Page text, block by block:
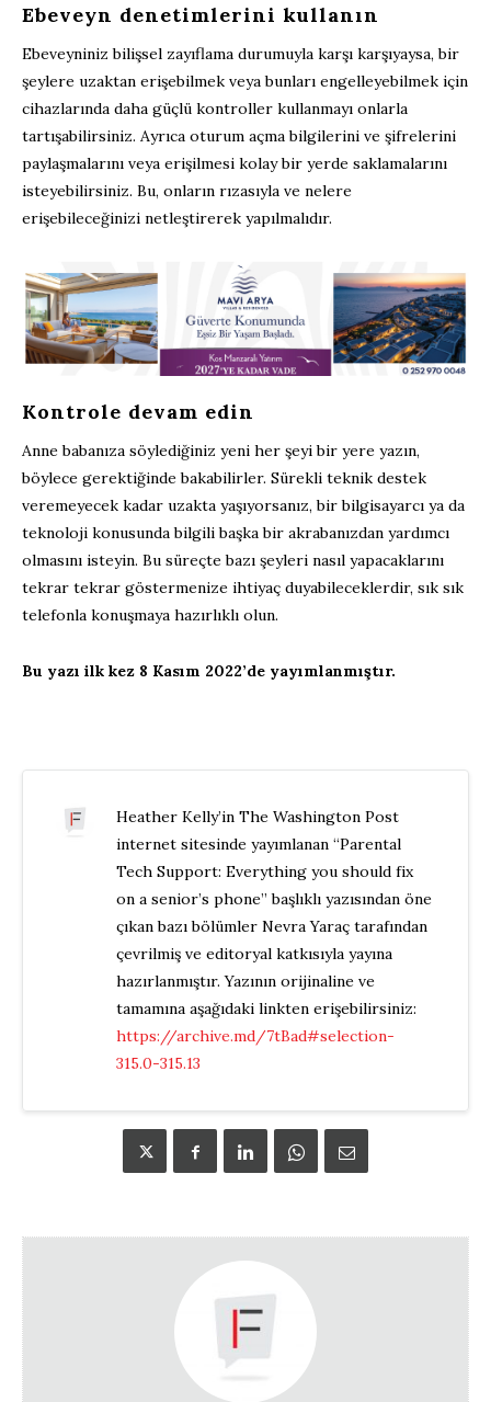
Ebeveyn denetimlerini kullanın
Ebeveyniniz bilişsel zayıflama durumuyla karşı karşıyaysa, bir
şeylere uzaktan erişebilmek veya bunları engelleyebilmek için
cihazlarında daha güçlü kontroller kullanmayı onlarla
tartışabilirsiniz. Ayrıca oturum açma bilgilerini ve şifrelerini
paylaşmalarını veya erişilmesi kolay bir yerde saklamalarını
isteyebilirsiniz. Bu, onların rızasıyla ve nelere
erişebileceğinizi netleştirerek yapılmalıdır.
Kontrole devam edin
Anne babanıza söylediğiniz yeni her şeyi bir yere yazın,
böylece gerektiğinde bakabilirler. Sürekli teknik destek
veremeyecek kadar uzakta yaşıyorsanız, bir bilgisayarcı ya da
teknoloji konusunda bilgili başka bir akrabanızdan yardımcı
olmasını isteyin. Bu süreçte bazı şeyleri nasıl yapacaklarını
tekrar tekrar göstermenize ihtiyaç duyabileceklerdir, sık sık
telefonla konuşmaya hazırlıklı olun.
Bu yazı ilk kez 8 Kasım 2022’de yayımlanmıştır.
Heather Kelly’in The Washington Post
internet sitesinde yayımlanan “Parental
Tech Support: Everything you should fix
on a senior’s phone” başlıklı yazısından öne
çıkan bazı bölümler Nevra Yaraç tarafından
çevrilmiş ve editoryal katkısıyla yayına
hazırlanmıştır. Yazının orijinaline ve
tamamına aşağıdaki linkten erişebilirsiniz:
https://archive.md/7tBad#selection-
315.0-315.13